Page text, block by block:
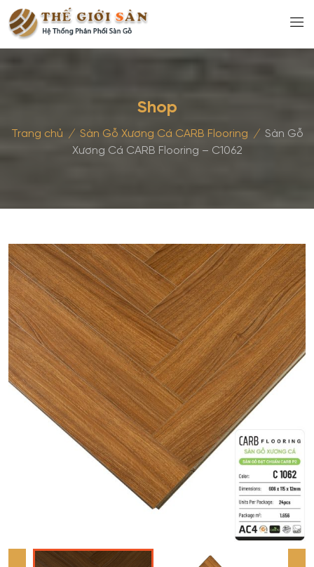
Shop
Trang chủ / Sàn Gỗ Xương Cá CARB Flooring / Sàn Gỗ
Xương Cá CARB Flooring – C1062